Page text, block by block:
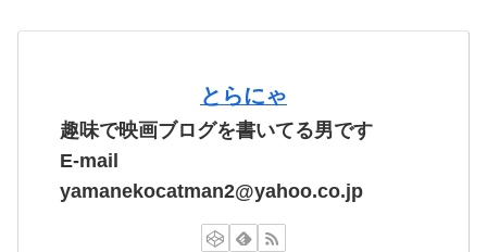
とらにゃ
趣味で映画ブログを書いてる男です
E-mail
yamanekocatman2@yahoo.co.jp